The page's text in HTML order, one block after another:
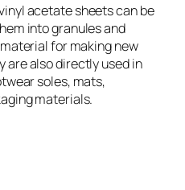
acetate sheets can be
into granules and
for making new
are also directly used in
soles, mats,
materials.